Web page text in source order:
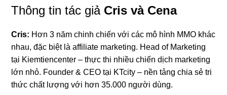
Thông tin tác giả Cris và Cena
Cris: Hơn 3 năm chinh chiến với các mô hình MMO khác
nhau, đặc biệt là affiliate marketing. Head of Marketing
tại Kiemtiencenter – thực thi nhiều chiến dịch marketing
lớn nhỏ. Founder & CEO tại KTcity – nền tảng chia sẻ tri
thức chất lượng với hơn 35.000 người dùng.